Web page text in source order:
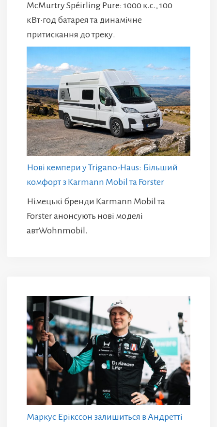
McMurtry Spéirling Pure: 1000 к.с., 100
кВт·год батарея та динамічне
притискання до треку.
Нові кемпери у Trigano-Haus: Більший
комфорт з Karmann Mobil та Forster
Німецькі бренди Karmann Mobil та
Forster анонсують нові моделі
автWohnmobil.
Маркус Ерікссон залишиться в Андретті